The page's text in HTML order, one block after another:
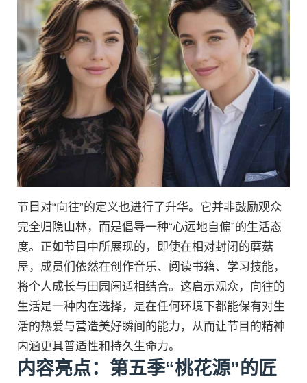
节目对“向往”的定义也进行了升华。它并非鼓励观众
完全归隐山林，而是倡导一种“心远地自偏”的生活态
度。正如节目中所展现的，即使在相对封闭的蘑菇
屋，成员们依然在创作音乐、阅读书籍、学习技能，
将个人成长与田园闲适相结合。这启示观众，向往的
生活是一种内在选择，是在任何环境下都能保有对生
活的热爱与营造美好瞬间的能力，从而让节目的精神
内涵更具普适性和持久生命力。
内容亮点：第五季“桃花源”的匠